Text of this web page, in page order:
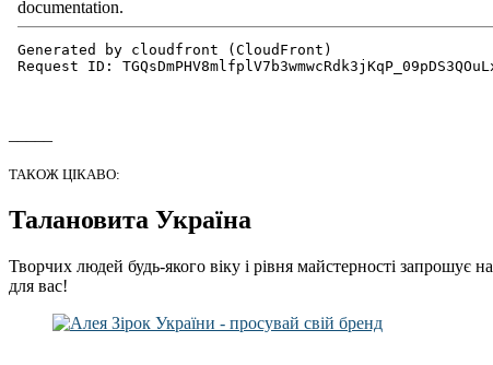
ТАКОЖ ЦІКАВО:
Талановита Україна
Творчих людей будь-якого віку і рівня майстерності запрошує на
для вас!